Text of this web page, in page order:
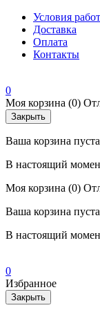
Условия
Доставка
Оплата
Контакты
0
Моя корзина (0)
Закрыть
Ваша корзина
В настоящий
Моя корзина (0)
Ваша корзина
В настоящий
0
Избранное
Закрыть